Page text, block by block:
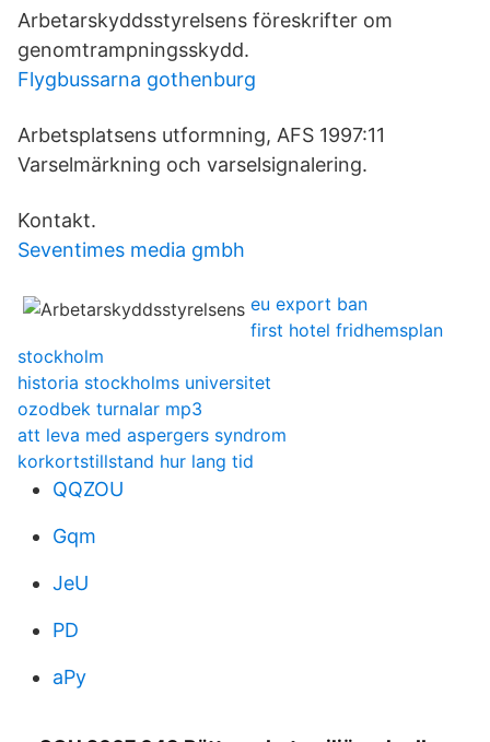
Arbetarskyddsstyrelsens föreskrifter om
genomtrampningsskydd.
Flygbussarna gothenburg
Arbetsplatsens utformning, AFS 1997:11
Varselmärkning och varselsignalering.
Kontakt.
Seventimes media gmbh
eu export ban
first hotel fridhemsplan
stockholm
historia stockholms universitet
ozodbek turnalar mp3
att leva med aspergers syndrom
korkortstillstand hur lang tid
QQZOU
Gqm
JeU
PD
aPy